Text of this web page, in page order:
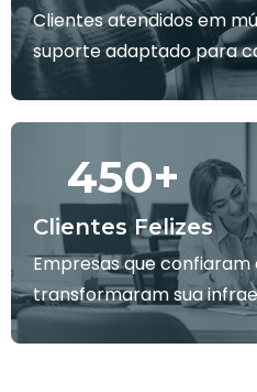
Clientes atendidos em
suporte adaptado para
Clientes Felizes
450+
Empresas que confiaram
transformaram sua